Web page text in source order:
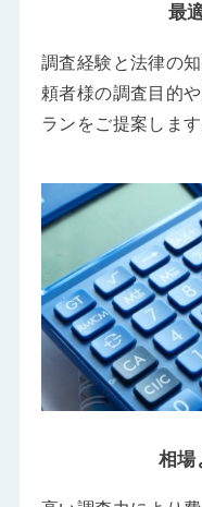
最
調査経験と法律の
頼者様の調査目的
ランをご提案します
相場